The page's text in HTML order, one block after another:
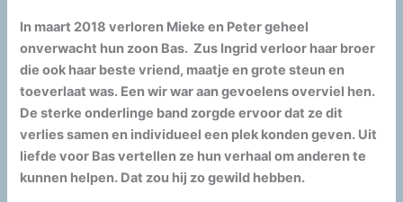
In maart 2018 verloren Mieke en Peter geheel
onverwacht hun zoon Bas. Zus Ingrid verloor haar broer
die ook haar beste vriend, maatje en grote steun en
toeverlaat was. Een wir war aan gevoelens overviel hen.
De sterke onderlinge band zorgde ervoor dat ze dit
verlies samen en individueel een plek konden geven. Uit
liefde voor Bas vertellen ze hun verhaal om anderen te
kunnen helpen. Dat zou hij zo gewild hebben.